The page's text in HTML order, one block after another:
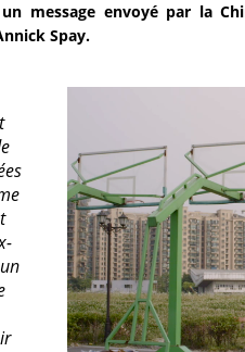
message envoyé par la
Spay.